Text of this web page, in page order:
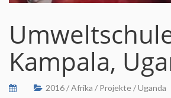
Kampala,
2016/Afrika / Projekte/Uganda